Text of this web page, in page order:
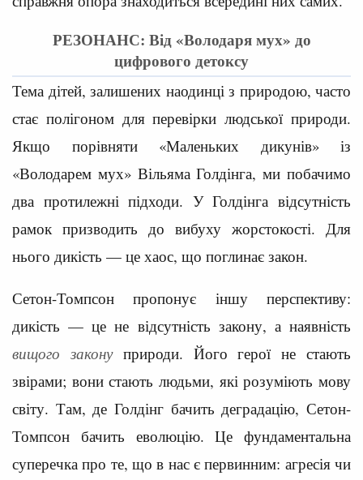
РЕЗОНАНС: Від «Володаря мух» до
цифрового детоксу
Тема дітей, залишених наодинці з природою, часто
стає полігоном для перевірки людської природи.
Якщо порівняти «Маленьких дикунів» із
«Володарем мух» Вільяма Голдінга, ми побачимо
два протилежні підходи. У Голдінга відсутність
рамок призводить до вибуху жорстокості. Для
нього дикість — це хаос, що поглинає закон.
Сетон-Томпсон пропонує іншу перспективу:
дикість — це не відсутність закону, а наявність
вищого законуприроди. Його герої не стають
звірами; вони стають людьми, які розуміють мову
світу. Там, де Голдінг бачить деградацію, Сетон-
Томпсон бачить еволюцію. Це фундаментальна
суперечка про те, що в нас є первинним: агресія чи